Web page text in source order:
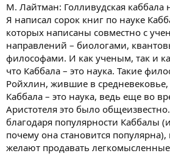
М. Лайтман: Голливудская каббала
Я написал сорок книг по науке
которых написаны совместно с
направлений – биологами,
философами. И как ученым, так и
что Каббала – это наука. Такие
Ройхлин, жившие в средневековье,
Каббала – это наука, ведь еще во
Аристотеля это было
благодаря популярности Каббалы
почему она становится
желают продавать